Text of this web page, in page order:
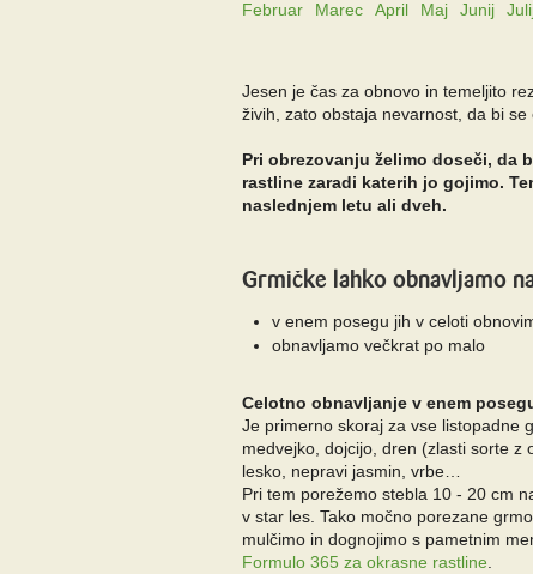
Februar
Marec April Maj Junij
Jesen je čas za obnovo in temeljito
živih, zato obstaja nevarnost, da bi
Pri obrezovanju želimo doseči, da
rastline zaradi katerih jo gojimo.
naslednjem letu ali dveh.
Grmičke lahko obnavljamo
v enem posegu jih v celoti
obnavljamo večkrat po malo
Celotno obnavljanje v enem
Je primerno skoraj za vse listopadne
medvejko, dojcijo, dren (zlasti sorte z
lesko, nepravi jasmin, vrbe…
Pri tem porežemo stebla 10 - 20 cm
v star les. Tako močno porezane
mulčimo in dognojimo s pametnim
Formulo 365 za okrasne rastline